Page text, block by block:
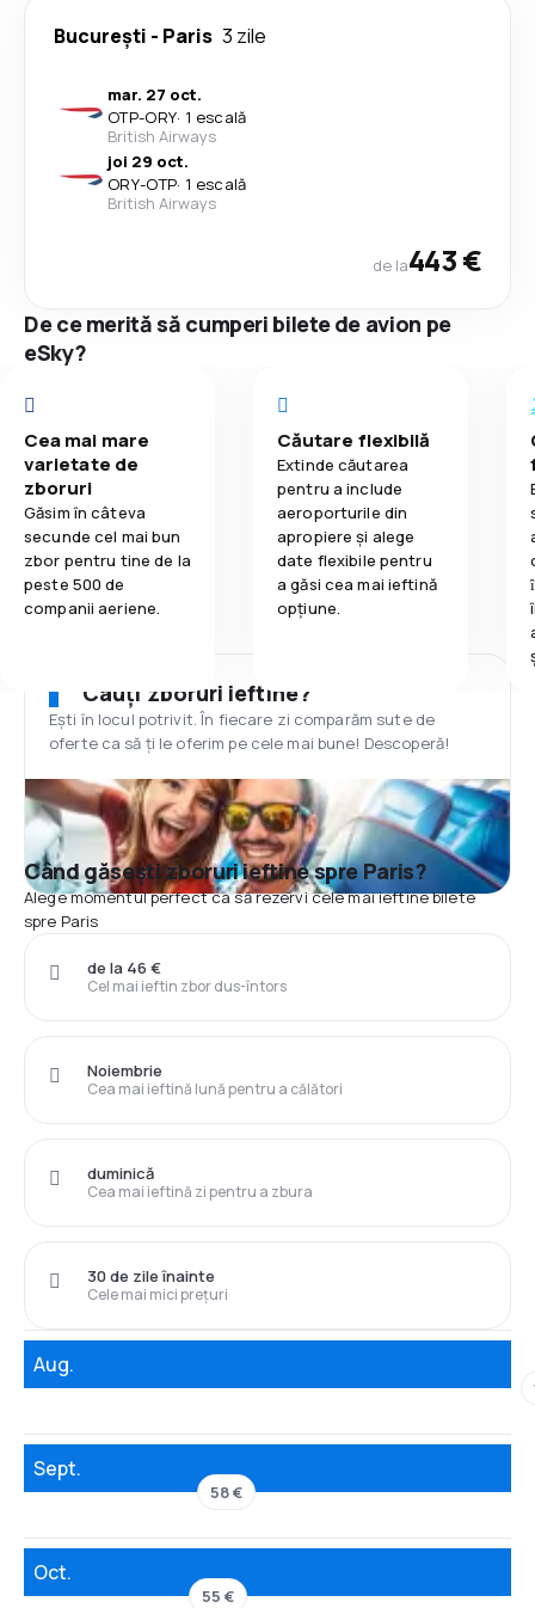
București - Paris 3 zile
mar. 27 oct.
OTP-ORY· 1 escală
British Airways
joi 29 oct.
ORY-OTP· 1 escală
British Airways
de la443 €
De ce merită să cumperi bilete de avion pe
eSky?
Cea mai mare
varietate de
zboruri
Găsim în câteva
secunde cel mai bun
zbor pentru tine de la
peste 500 de
companii aeriene.
Căutare flexibilă
Extinde căutarea
pentru a include
aeroporturile din
apropiere și alege
date flexibile pentru
a găsi cea mai ieftină
opțiune.
Cauți zboruri ieftine?
Ești în locul potrivit. În fiecare zi comparăm sute de
oferte ca să ți le oferim pe cele mai bune! Descoperă!
Când găsești zboruri ieftine spre Paris?
Alege momentul perfect ca să rezervi cele mai ieftine bilete
spre Paris
Cel mai ieftin zbor dus-întors
de la 46 €
Cea mai ieftină lună pentru a călători
Noiembrie
Cea mai ieftină zi pentru a zbura
duminică
Cele mai mici prețuri
30 de zile înainte
Aug.
Sept.
58 €
Oct.
55 €